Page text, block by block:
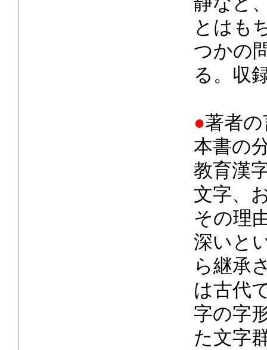
とはも
つかの
る。収
●著者
本書の
教育漢
文字、
その理
深いと
ら継承
は古代
字の字
た文字